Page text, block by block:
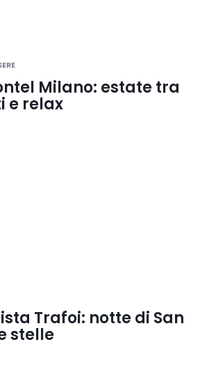
Milano: estate tra
e relax
Trafoi: notte di San
stelle